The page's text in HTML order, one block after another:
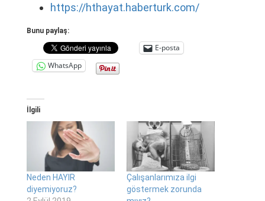
https://hthayat.haberturk.com/
Bunu paylaş:
E-posta
WhatsApp
İlgili
Neden HAYIR
diyemiyoruz?
Çalışanlarımıza ilgi
göstermek zorunda